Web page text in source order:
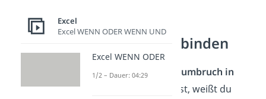
Excel Zellen verbinden
Wie du denExcel Zeilenumbruch in
einer Zelle
setzen kannst, weißt du
Excel
Excel WENN ODER WENN UND
Excel WENN ODER
1/2 – Dauer: 04:29